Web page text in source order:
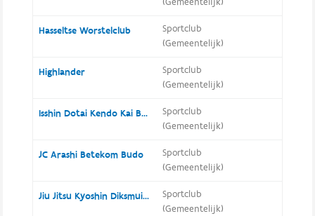
Hasseltse Worstelclub
Sportclub
(Gemeentelijk)
Highlander
Sportclub
(Gemeentelijk)
Isshin Dotai Kendo Kai Brugge vzw
Sportclub
(Gemeentelijk)
JC Arashi Betekom Budo
Sportclub
(Gemeentelijk)
Jiu Jitsu Kyoshin Diksmuide
Sportclub
(Gemeentelijk)